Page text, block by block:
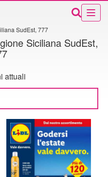
SudEst, 777
Siciliana SudEst,
attuali